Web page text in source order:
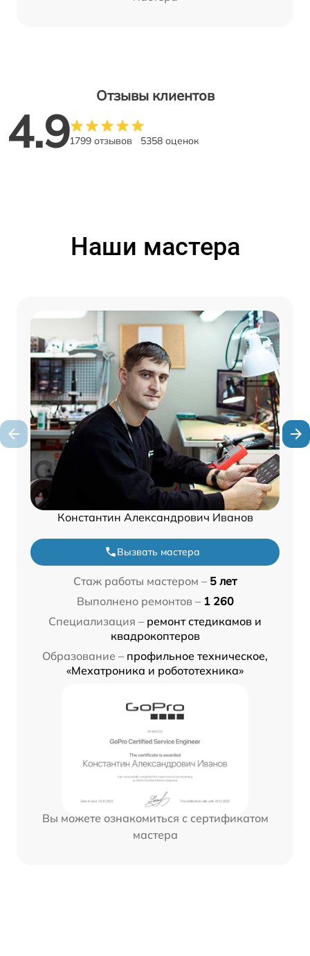
Отзывы клиентов
4.91799 отзывов 5358 оценок
Наши мастера
Константин Александрович Иванов
Вызвать мастера
Стаж работы мастером – 5 лет
Выполнено ремонтов – 1 260
Специализация – ремонт стедикамов и
квадрокоптеров
Образование – профильное техническое,
«Мехатроника и робототехника»
Вы можете ознакомиться с сертификатом
мастера